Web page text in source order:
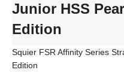
Junior HSS
Edition
Squier FSR Affinity Series
Edition